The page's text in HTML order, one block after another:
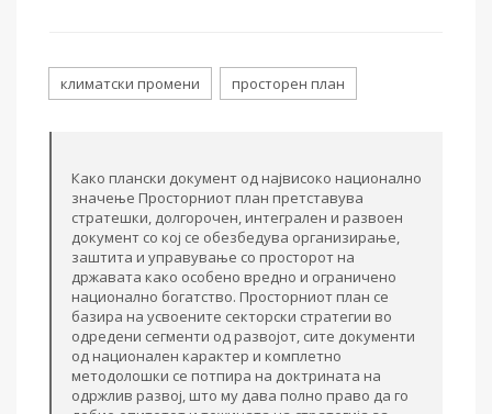
климатски промени просторен план
Како плански документ од највисоко национално
значење Просторниот план претставува
стратешки, долгорочен, интегрален и развоен
документ со кој се обезбедува организирање,
заштита и управување со просторот на
државата како особено вредно и ограничено
национално богатство. Просторниот план се
базира на усвоените секторски стратегии во
одредени сегменти од развојот, сите документи
од национален карактер и комплетно
методолошки се потпира на доктрината на
одржлив развој, што му дава полно право да го